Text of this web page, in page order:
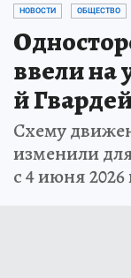
НОВОСТИ ОБЩЕСТВО
ввели на
й
Схему
изменили
с 4 июня 2026